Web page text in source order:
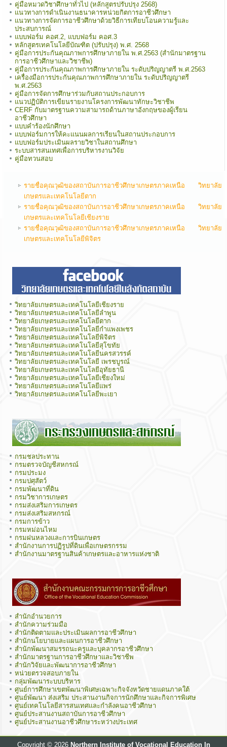
คู่มือหมวดวิชาศึกษาทั่วไป (หลักสูตรปรับปรุง 2568)
แนวทางการดำเนินงานธนาคารหน่วยกิตการอาชีวศึกษา
แนวทางการจัดการอาชีวศึกษาด้วยวิธีการเทียบโอนความรู้และ
ประสบการณ์
แบบฟอร์ม คอศ.2, แบบฟอร์ม คอศ.3
หลักสูตรเทคโนโลยีบัณฑิต (ปรับปรุง) พ.ศ. 2568
คู่มือการประกันคุณภาพการศึกษาภายใน พ.ศ.2563 (สำนักมาตรฐาน
การอาชีวศึกษาและวิชาชีพ)
คู่มือการประกันคุณภาพการศึกษาภายใน ระดับปริญญาตรี พ.ศ.2563
เครื่องมือการประกันคุณภาพการศึกษาภายใน ระดับปริญญาตรี
พ.ศ.2563
คู่มือการจัดการศึกษาร่วมกับสถานประกอบการ
แนวปฏิบัติการเขียนรายงานโครงการพัฒนาทักษะวิชาชีพ
CERF กับมาตรฐานความสามารถด้านภาษาอังกฤษของผู้เรียน
อาชีวศึกษา
แบบคำร้องนักศึกษา
แบบฟอร์มการให้คะแนนผลการเรียนในสถานประกอบการ
แบบฟอร์มประเมินผลรายวิชาในสถานศึกษา
ระบบสารสนเทศเพื่อการบริหารงานวิจัย
คู่มือทวนสอบ
รายชื่อคุณวุฒิของสถาบันการอาชีวศึกษาเกษตรภาคเหนือ วิทยาลัย
เกษตรและเทคโนโลยีตาก
รายชื่อคุณวุฒิของสถาบันการอาชีวศึกษาเกษตรภาคเหนือ วิทยาลัย
เกษตรและเทคโนโลยีเชียงราย
รายชื่อคุณวุฒิของสถาบันการอาชีวศึกษาเกษตรภาคเหนือ วิทยาลัย
เกษตรและเทคโนโลยีพิจิตร
วิทยาลัยเกษตรและเทคโนโลยีเชียงราย
วิทยาลัยเกษตรและเทคโนโลยีลำพูน
วิทยาลัยเกษตรและเทคโนโลยีตาก
วิทยาลัยเกษตรและเทคโนโลยีกำแพงเพชร
วิทยาลัยเกษตรและเทคโนโลยีพิจิตร
วิทยาลัยเกษตรและเทคโนโลยีสุโขทัย
วิทยาลัยเกษตรและเทคโนโลยีนครสวรรค์
วิทยาลัยเกษตรและเทคโนโลยี เพรชบูรณ์
วิทยาลัยเกษตรและเทคโนโลยีอุทัยธานี
วิทยาลัยเกษตรและเทคโนโลยีเชียงใหม่
วิทยาลัยเกษตรและเทคโนโลยีแพร่
วิทยาลัยเกษตรและเทคโนโลยีพะเยา
กรมชลประทาน
กรมตรวจบัญชีสหกรณ์
กรมประมง
กรมปศุสัตว์
กรมพัฒนาที่ดิน
กรมวิชาการเกษตร
กรมส่งเสริมการเกษตร
กรมส่งเสริมสหกรณ์
กรมการข้าว
กรมหม่อนไหม
กรมฝนหลวงและการบินเกษตร
สำนักงานการปฏิรูปที่ดินเพื่อเกษตรกรรม
สำนักงานมาตรฐานสินค้าเกษตรและอาหารแห่งชาติ
สำนักอำนวยการ
สำนักความร่วมมือ
สำนักติดตามและประเมินผลการอาชีวศึกษา
สำนักนโยบายและแผนการอาชีวศึกษา
สำนักพัฒนาสมรรถนะครูและบุคลากรอาชีวศึกษา
สำนักมาตรฐานการอาชีวศึกษาและวิชาชีพ
สำนักวิจัยและพัฒนาการอาชีวศึกษา
หน่วยตรวจสอบภายใน
กลุ่มพัฒนาระบบบริหาร
ศูนย์การศึกษาเขตพัฒนาพิเศษเฉพาะกิจจังหวัดชายแดนภาคใต้
ศูนย์พัฒนา ส่งเสริม ประสานงานกิจการนักศึกษาและกิจการพิเศษ
ศูนย์เทคโนโลยีสารสนเทศและกำลังคนอาชีวศึกษา
ศูนย์ประสานงานสถาบันการอาชีวศึกษา
ศูนย์ประสานงานอาชีวศึกษาระหว่างประเทศ
Copyright © 2026 Northern Institute of Vocational Education In